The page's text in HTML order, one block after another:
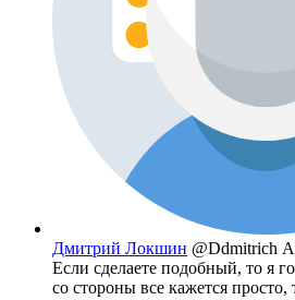
Дмитрий Локшин @Ddmitrich
Если сделаете подобный, то я
со стороны все кажется просто,